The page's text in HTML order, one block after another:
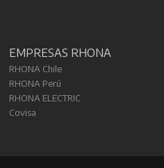
EMPRESAS RHONA
RHONA Chile
RHONA Perú
RHONA ELECTRIC
Covisa